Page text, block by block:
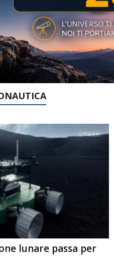
lunare passa per